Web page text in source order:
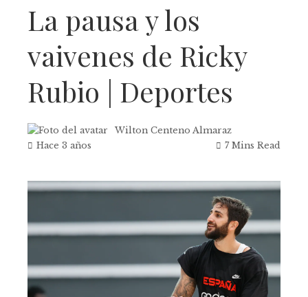
La pausa y los
vaivenes de Ricky
Rubio | Deportes
Wilton Centeno Almaraz
Hace 3 años
7 Mins Read